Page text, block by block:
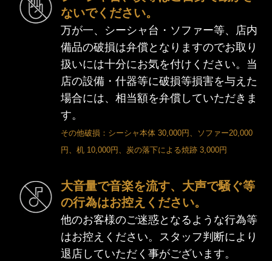
禁煙・喫煙：全席喫煙可 ※加熱式たばこのみ
貸出し可能備品：充電器 / ブランケット / カードゲーム
恋香（RENKA）半個室シーシャカフェ＆バー
ないでください。
万が一、シーシャ台・ソファー等、店内
備品の破損は弁償となりますのでお取り
扱いには十分にお気を付けください。当
店の設備・什器等に破損等損害を与えた
場合には、相当額を弁償していただきま
す。
その他破損：シーシャ本体 30,000円、ソファー20,000
円、机 10,000円、炭の落下による焼跡 3,000円
大音量で音楽を流す、大声で騒ぐ等
の行為はお控えください。
他のお客様のご迷惑となるような行為等
はお控えください。スタッフ判断により
退店していただく事がございます。